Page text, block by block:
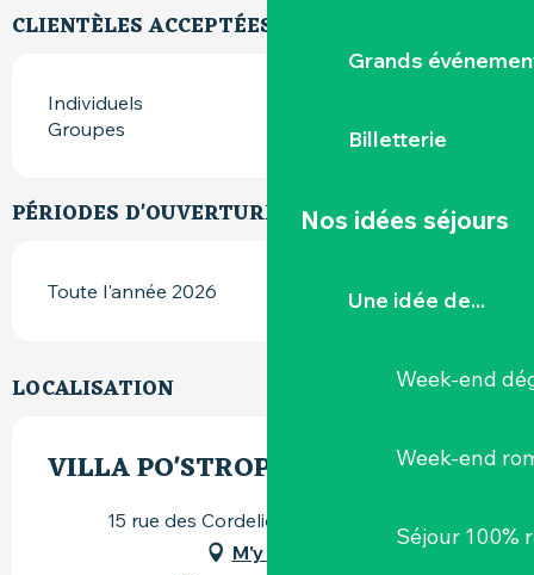
Grands
Billetterie
Nos idées séjours
Une idée de...
Week-end
Week-end
Séjour 100%
CLIENTÈLES ACCEPTÉES
Individuels
Groupes
PÉRIODES D'OUVERTURE
Toute l'année 2026
LOCALISATION
VILLA PO'STROPHE
15 rue des Cordeliers, 44190 Clisson
M'y rendre